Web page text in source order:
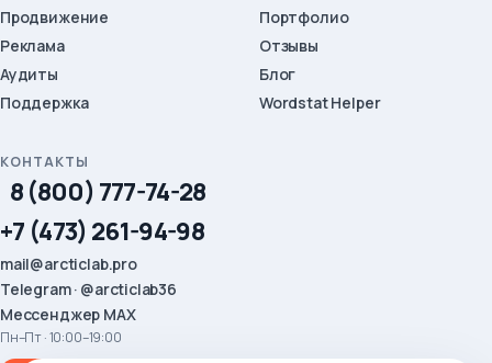
Продвижение
Реклама
Аудиты
Поддержка
Портфолио
Отзывы
Блог
Wordstat Helper
КОНТАКТЫ
8 (800) 777-74-28
+7 (473) 261-94-98
mail@arcticlab.pro
Telegram · @arcticlab36
Мессенджер MAX
Пн–Пт · 10:00–19:00